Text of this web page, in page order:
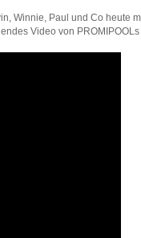
Winnie, Paul und Co heute
Video von